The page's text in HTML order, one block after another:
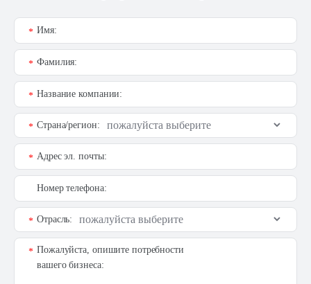
Имя:
*
Фамилия:
*
Название компании:
*
Страна/регион:
*
Адрес эл. почты:
*
Номер телефона:
Отрасль:
*
Пожалуйста, опишите потребности
вашего бизнеса:
*